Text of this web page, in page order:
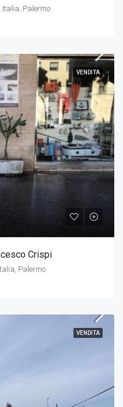
Italia, Palermo
VENDITA
Crispi
Palermo
VENDITA